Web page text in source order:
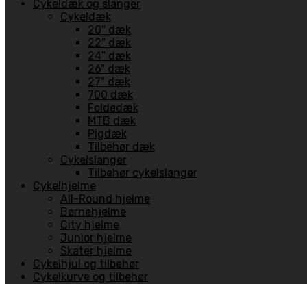
Cykeldæk og slanger
Cykeldæk
20" dæk
22" dæk
24" dæk
26" dæk
27" dæk
700 dæk
Foldedæk
MTB dæk
Pigdæk
Tilbehør dæk
Cykelslanger
Tilbehør cykelslanger
Cykelhjelme
All-Round hjelme
Børnehjelme
City hjelme
Junior hjelme
Skater hjelme
Cykelhjul og tilbehør
Cykelkurve og tilbehør